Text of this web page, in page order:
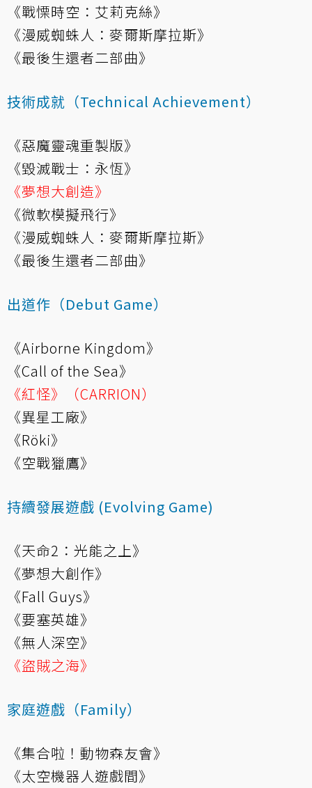
《戰慄時空：艾莉克絲》
《漫威蜘蛛人：麥爾斯摩拉斯》
《最後生還者二部曲》
技術成就（Technical Achievement）
《惡魔靈魂重製版》
《毀滅戰士：永恆》
《夢想大創造》
《微軟模擬飛行》
《漫威蜘蛛人：麥爾斯摩拉斯》
《最後生還者二部曲》
出道作（Debut Game）
《Airborne Kingdom》
《Call of the Sea》
《紅怪》（CARRION）
《異星工廠》
《Röki》
《空戰獵鷹》
持續發展遊戲 (Evolving Game)
《天命2：光能之上》
《夢想大創作》
《Fall Guys》
《要塞英雄》
《無人深空》
《盜賊之海》
家庭遊戲（Family）
《集合啦！動物森友會》
《太空機器人遊戲間》